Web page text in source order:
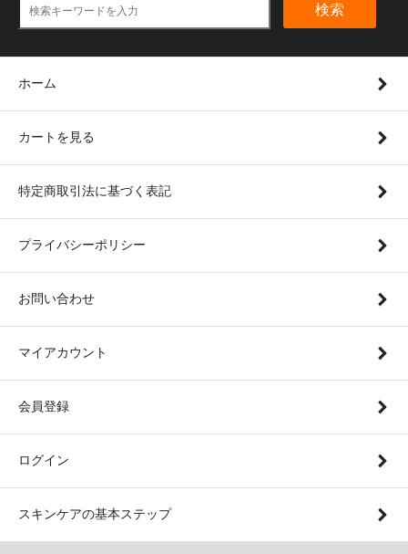
検索
ホーム
カートを見る
特定商取引法に基づく表記
プライバシーポリシー
お問い合わせ
マイアカウント
会員登録
ログイン
スキンケアの基本ステップ